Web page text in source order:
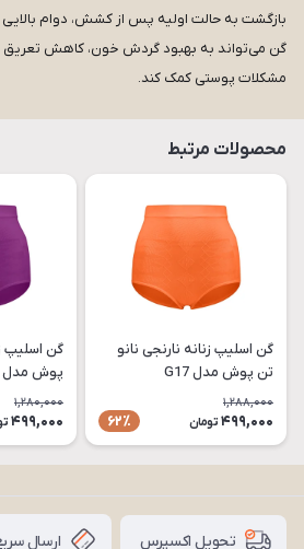
بازگشت به حالت اولیه پس از کشش، دوام بالایی
گن می‌تواند به بهبود گردش خون، کاهش تعریق
مشکلات پوستی کمک کند.
محصولات مرتبط
گن اسلیپ زنانه نارنجی نانو
تن پوش مدل G17
1,288,000
499,000 تومان 62٪
گن اسلیپ
پوش مدل G18
1,280,000
499,000
تحویل اکسپرس ارسال